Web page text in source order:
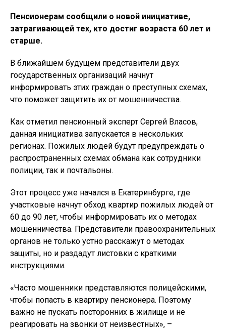
Пенсионерам сообщили о новой инициативе,
затрагивающей тех, кто достиг возраста 60 лет и
старше.
В ближайшем будущем представители двух
государственных организаций начнут
информировать этих граждан о преступных схемах,
что поможет защитить их от мошенничества.
Как отметил пенсионный эксперт Сергей Власов,
данная инициатива запускается в нескольких
регионах. Пожилых людей будут предупреждать о
распространенных схемах обмана как сотрудники
полиции, так и почтальоны.
Этот процесс уже начался в Екатеринбурге, где
участковые начнут обход квартир пожилых людей от
60 до 90 лет, чтобы информировать их о методах
мошенничества. Представители правоохранительных
органов не только устно расскажут о методах
защиты, но и раздадут листовки с краткими
инструкциями.
«Часто мошенники представляются полицейскими,
чтобы попасть в квартиру пенсионера. Поэтому
важно не пускать посторонних в жилище и не
реагировать на звонки от неизвестных», –